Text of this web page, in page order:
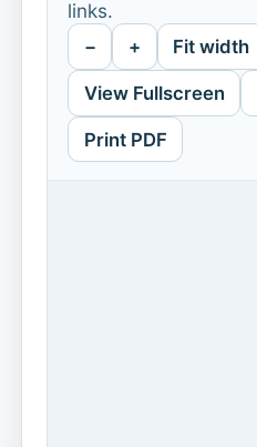
links.
− + Fit width
View Fullscreen
Print PDF